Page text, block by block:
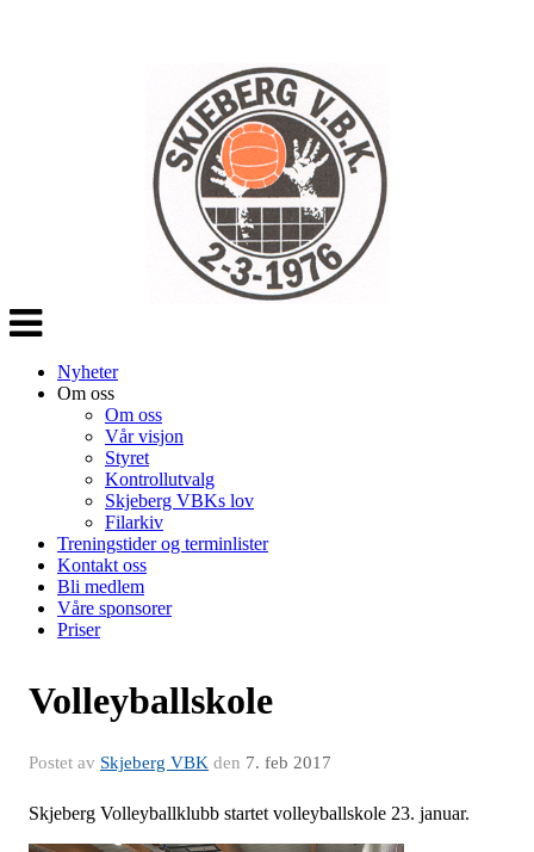
Veksle
navigasjon
Nyheter
Om oss
Om oss
Vår visjon
Styret
Kontrollutvalg
Skjeberg VBKs lov
Filarkiv
Treningstider og terminlister
Kontakt oss
Bli medlem
Våre sponsorer
Priser
Volleyballskole
Postet av Skjeberg VBK den 7. feb 2017
Skjeberg Volleyballklubb startet volleyballskole 23. januar.